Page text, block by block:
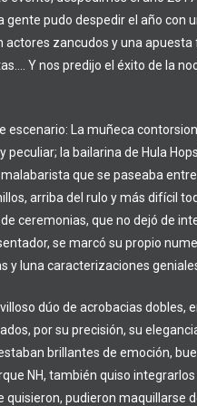
gente pudo despedir el año con
actores zancudos y una apuesta
Y nos predijo el éxito de la
escenario: La muñeca
la bailarina de Hula
que se paseaba
arriba del rulo y más difícil
ceremonias, que no dejó de
se marcó su propio
y luna caracterizaciones
dúo de acrobacias dobles,
por su precisión, su
brillantes de emoción,
NH, también quiso
quisieron, pudieron maquillarse